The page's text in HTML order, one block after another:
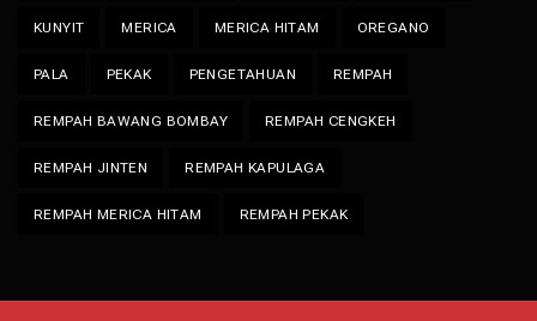
KUNYIT MERICA MERICA HITAM OREGANO
PALA PEKAK PENGETAHUAN REMPAH
REMPAH BAWANG BOMBAY REMPAH CENGKEH
REMPAH JINTEN REMPAH KAPULAGA
REMPAH MERICA HITAM REMPAH PEKAK